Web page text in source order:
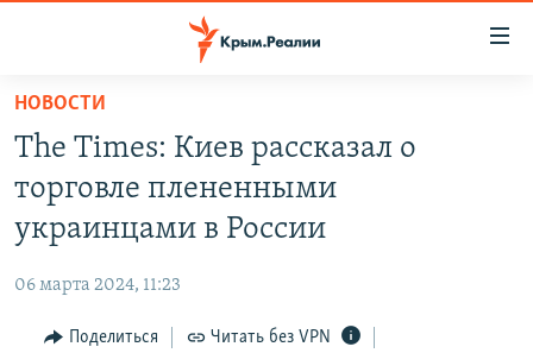
Вернуться
основному
содержанию
Вернутся
главной
навигации
Вернутся
НОВОСТИ
11 ЛЕТ ОККУПАЦИИ КРЫМА. 11 ИСТОРИЙ СОПРОТИВЛЕНИЯ
ВОДА
ЕЩЕ
ИНТЕРАКТИВ
РАДІО СВОБОДА
НОВОСТИ
The Times: Киев рассказал о
торговле плененными
украинцами в России
06 марта 2024, 11:23
Поделиться Читать без VPN